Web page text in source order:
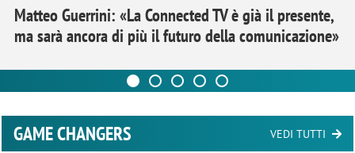
Matteo Guerrini: «La Connected TV è già il presente,
ma sarà ancora di più il futuro della comunicazione»
GAME CHANGERS VEDI TUTTI